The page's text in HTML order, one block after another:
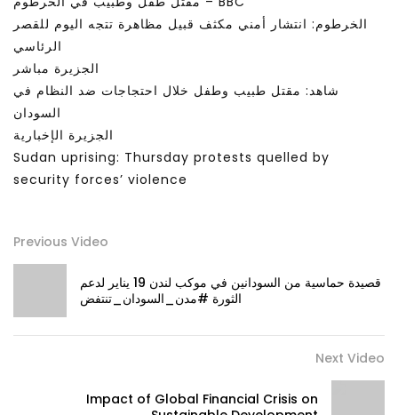
الخرطوم: انتشار أمني مكثف قبيل مظاهرة تتجه اليوم للقصر
الرئاسي
الجزيرة مباشر
شاهد: مقتل طبيب وطفل خلال احتجاجات ضد النظام في
السودان
الجزيرة الإخبارية
Sudan uprising: Thursday protests quelled by
security forces’ violence
Previous Video
قصيدة حماسية من السودانين في موكب لندن 19 يناير لدعم
الثورة #مدن_السودان_تنتفض
Next Video
Impact of Global Financial Crisis on